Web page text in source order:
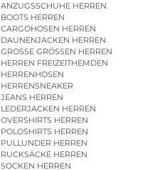
ANZUGSSCHUHE HERREN
BOOTS HERREN
CARGOHOSEN HERREN
DAUNENJACKEN HERREN
GROSSE GRÖSSEN HERREN
HERREN FREIZEITHEMDEN
HERRENHOSEN
HERRENSNEAKER
JEANS HERREN
LEDERJACKEN HERREN
OVERSHIRTS HERREN
POLOSHIRTS HERREN
PULLUNDER HERREN
RUCKSÄCKE HERREN
SOCKEN HERREN